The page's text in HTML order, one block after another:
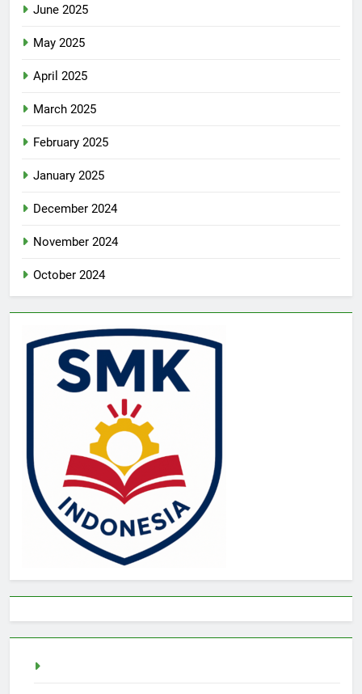
June 2025
May 2025
April 2025
March 2025
February 2025
January 2025
December 2024
November 2024
October 2024